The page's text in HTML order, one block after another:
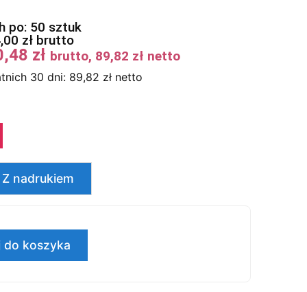
po: 50 sztuk
zł brutto
zł brutto, 89,82 zł netto
30 dni: 89,82 zł netto
Z nadrukiem
do koszyka